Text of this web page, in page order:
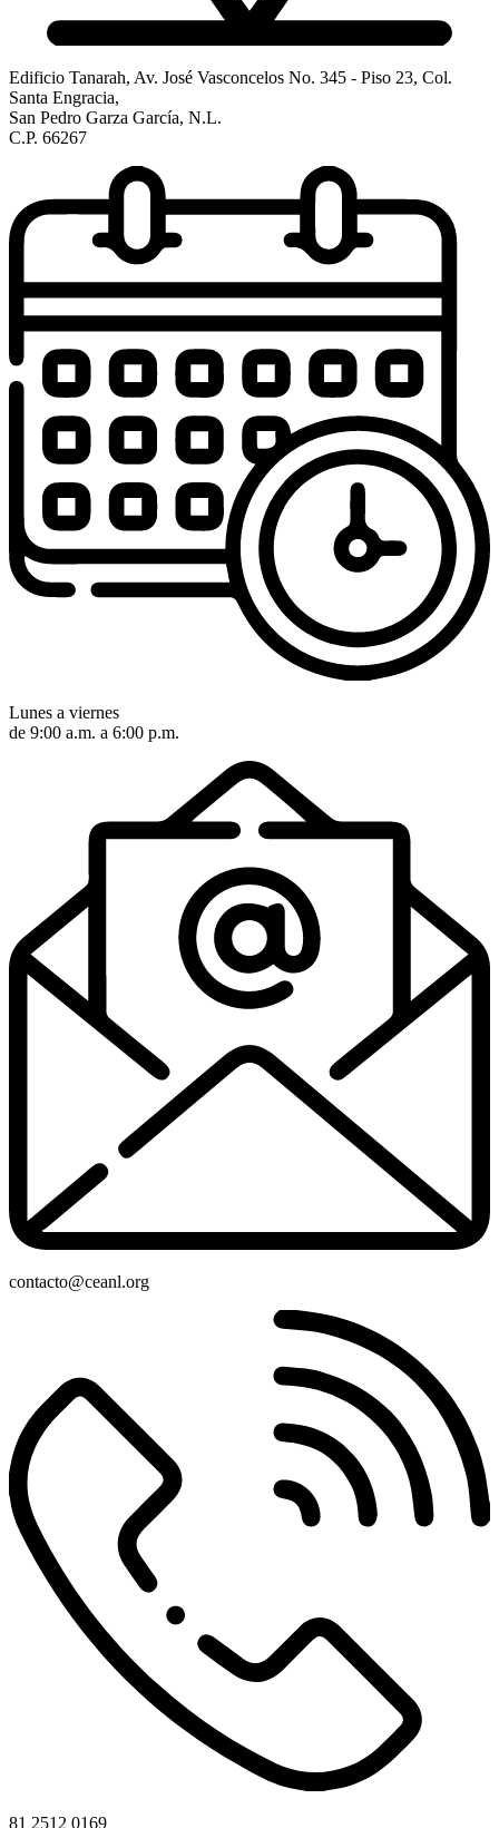
Edificio Tanarah, Av. José Vasconcelos No. 345 - Piso 23, Col.
Santa Engracia,
San Pedro Garza García, N.L.
C.P. 66267
Lunes a viernes
de 9:00 a.m. a 6:00 p.m.
contacto@ceanl.org
81 2512 0169